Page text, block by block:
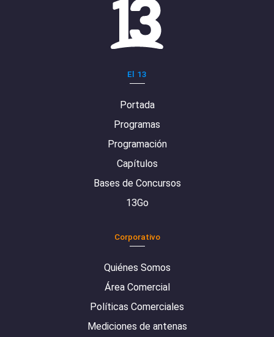
El 13
Portada
Programas
Programación
Capítulos
Bases de Concursos
13Go
Corporativo
Quiénes Somos
Área Comercial
Políticas Comerciales
Mediciones de antenas